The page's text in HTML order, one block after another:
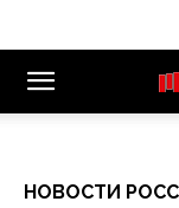
НОВОСТИ